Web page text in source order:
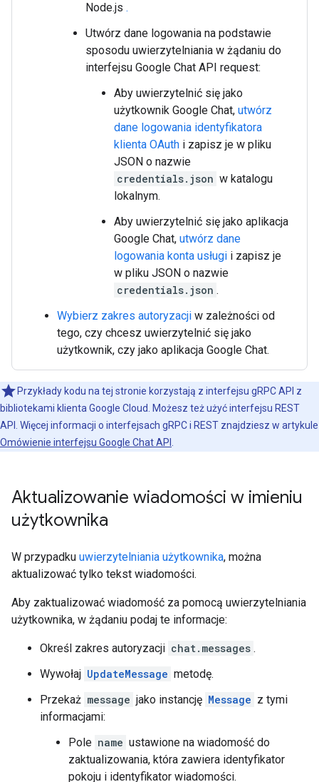
Node.js .
Utwórz dane logowania na podstawie
sposodu uwierzytelniania w żądaniu do
interfejsu Google Chat API request:
Aby uwierzytelnić się jako
użytkownik Google Chat, utwórz
dane logowania identyfikatora
klienta OAuth i zapisz je w pliku
JSON o nazwie
credentials.json w katalogu
lokalnym.
Aby uwierzytelnić się jako aplikacja
Google Chat, utwórz dane
logowania konta usługi i zapisz je
w pliku JSON o nazwie
credentials.json .
Wybierz zakres autoryzacji w zależności od
tego, czy chcesz uwierzytelnić się jako
użytkownik, czy jako aplikacja Google Chat.
Przykłady kodu na tej stronie korzystają z interfejsu gRPC API z
bibliotekami klienta Google Cloud. Możesz też użyć interfejsu REST
API. Więcej informacji o interfejsach gRPC i REST znajdziesz w artykule
Omówienie interfejsu Google Chat API
Aktualizowanie wiadomości w imieniu
użytkownika
W przypadku uwierzytelniania użytkownika, można
aktualizować tylko tekst wiadomości.
Aby zaktualizować wiadomość za pomocą uwierzytelniania
użytkownika, w żądaniu podaj te informacje:
Określ zakres autoryzacji chat.messages .
Wywołaj UpdateMessage metodę.
Przekaż message jako instancję Message z tymi
informacjami:
Pole name ustawione na wiadomość do
zaktualizowania, która zawiera identyfikator
pokoju i identyfikator wiadomości.